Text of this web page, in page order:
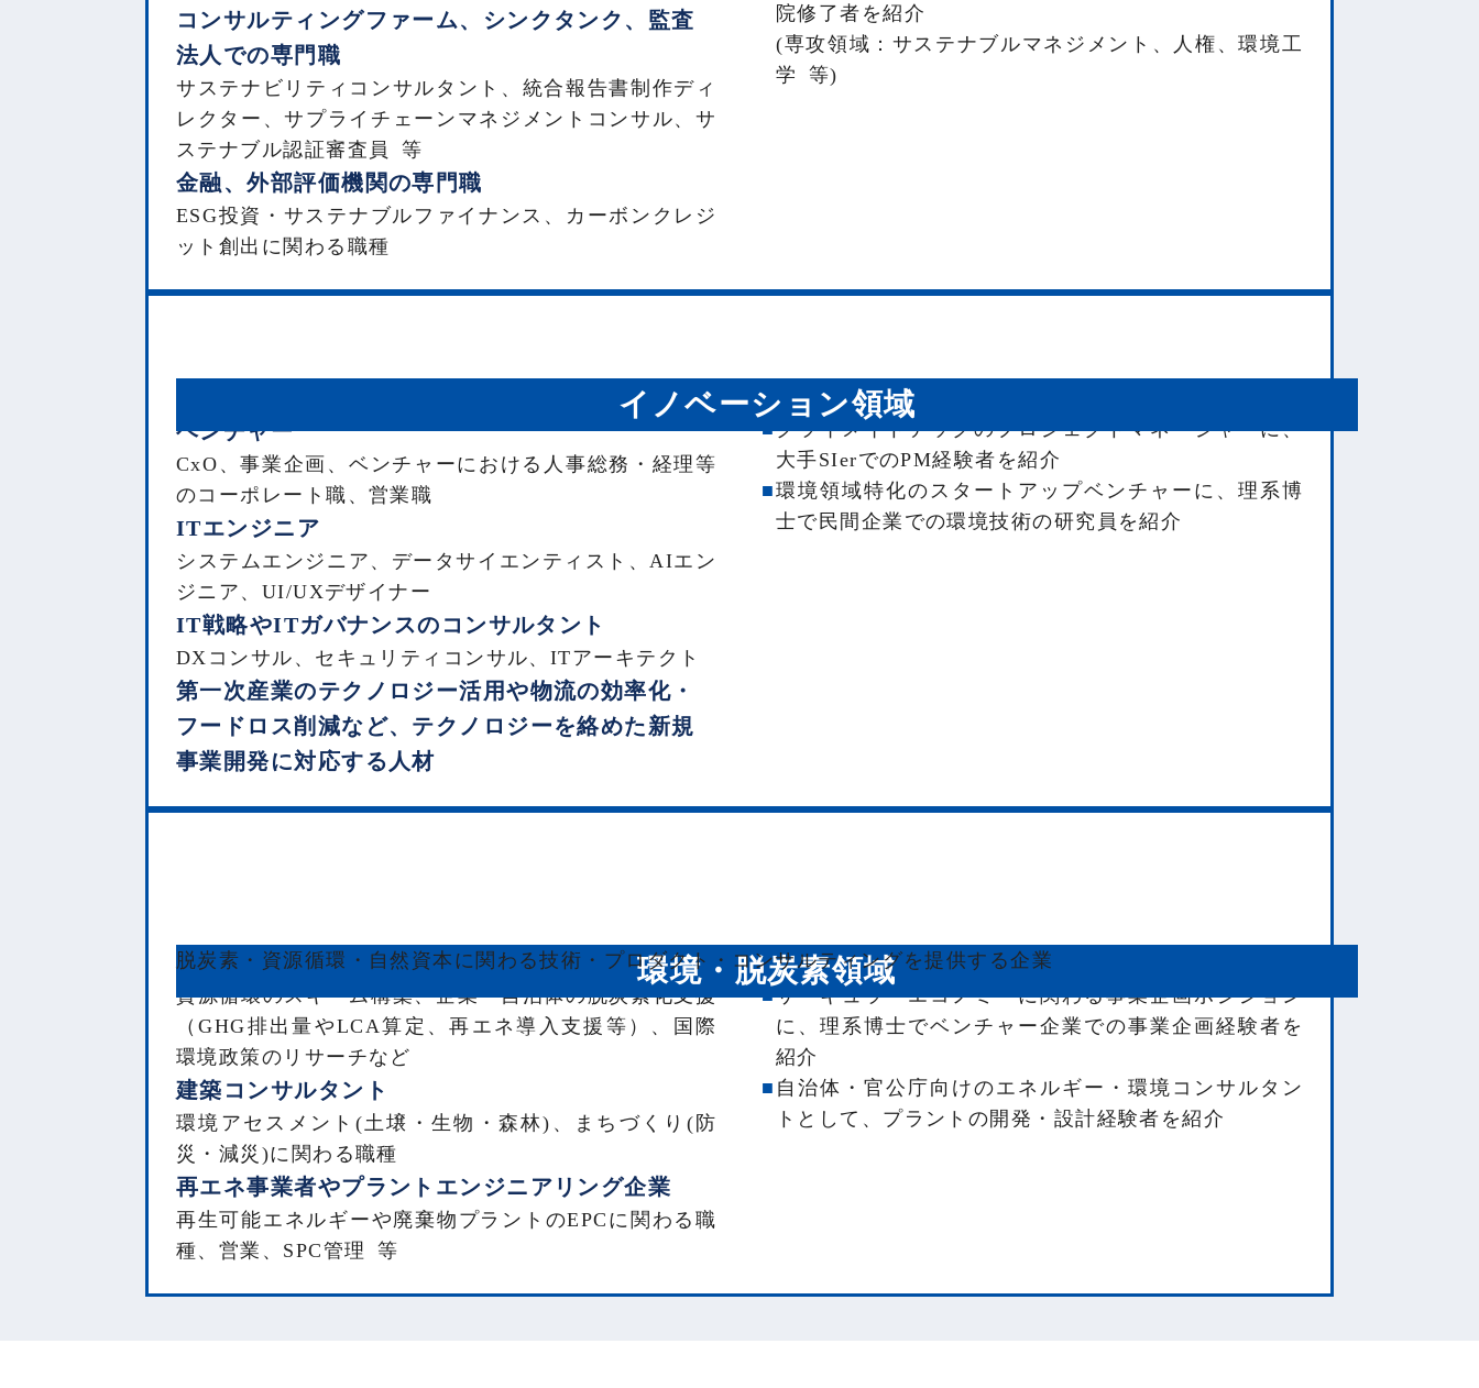
コンサルティングファーム、シンクタンク、監査
法人での専門職
サステナビリティコンサルタント、統合報告書制作ディ
レクター、サプライチェーンマネジメントコンサル、サ
ステナブル認証審査員 等
金融、外部評価機関の専門職
ESG投資・サステナブルファイナンス、カーボンクレジ
ット創出に関わる職種
院修了者を紹介
(専攻領域：サステナブルマネジメント、人権、環境工
学 等)
イノベーション領域
サステナブルビジネスを行う新規事業部門や
ベンチャー
CxO、事業企画、ベンチャーにおける人事総務・経理等
のコーポレート職、営業職
ITエンジニア
システムエンジニア、データサイエンティスト、AIエン
ジニア、UI/UXデザイナー
IT戦略やITガバナンスのコンサルタント
DXコンサル、セキュリティコンサル、ITアーキテクト
第一次産業のテクノロジー活用や物流の効率化・
フードロス削減など、テクノロジーを絡めた新規
事業開発に対応する人材
【紹介事例】
クライメイトテックのプロジェクトマネージャーに、
大手SIerでのPM経験者を紹介
環境領域特化のスタートアップベンチャーに、理系博
士で民間企業での環境技術の研究員を紹介
環境・脱炭素領域
脱炭素・資源循環・自然資本に関わる技術・プロダクト・コンサルティングを提供する企業
環境領域に強みを持つコンサルティングファーム
資源循環のスキーム構築、企業・自治体の脱炭素化支援
（GHG排出量やLCA算定、再エネ導入支援等）、国際
環境政策のリサーチなど
建築コンサルタント
環境アセスメント(土壌・生物・森林)、まちづくり(防
災・減災)に関わる職種
再エネ事業者やプラントエンジニアリング企業
再生可能エネルギーや廃棄物プラントのEPCに関わる職
種、営業、SPC管理 等
【紹介事例】
サーキュラーエコノミーに関わる事業企画ポジション
に、理系博士でベンチャー企業での事業企画経験者を
紹介
自治体・官公庁向けのエネルギー・環境コンサルタン
トとして、プラントの開発・設計経験者を紹介